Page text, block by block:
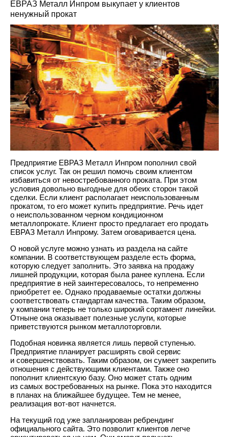
ЕВРАЗ Металл Инпром выкупает у клиентов
ненужный прокат
Предприятие ЕВРАЗ Металл Инпром пополнил свой
список услуг. Так он решил помочь своим клиентом
избавиться от невостребованного проката. При этом
условия довольно выгодные для обеих сторон такой
сделки. Если клиент располагает неиспользованным
прокатом, то его может купить предприятие. Речь идет
о неиспользованном черном кондиционном
металлопрокате. Клиент просто предлагает его продать
ЕВРАЗ Металл Инпрому. Затем оговаривается цена.
О новой услуге можно узнать из раздела на сайте
компании. В соответствующем разделе есть форма,
которую следует заполнить. Это заявка на продажу
лишней продукции, которая была ранее куплена. Если
предприятие в ней заинтересовалось, то непременно
приобретет ее. Однако продаваемые остатки должны
соответствовать стандартам качества. Таким образом,
у компании теперь не только широкий сортамент линейки.
Отныне она оказывает полезные услуги, которые
приветствуются рынком металлоторговли.
Подобная новинка является лишь первой ступенью.
Предприятие планирует расширять свой сервис
и совершенствовать. Таким образом, он сумеет закрепить
отношения с действующими клиентами. Также оно
пополнит клиентскую базу. Оно может стать одним
из самых востребованных на рынке. Пока это находится
в планах на ближайшее будущее. Тем не менее,
реализация вот-вот начнется.
На текущий год уже запланирован ребрендинг
официального сайта. Это позволит клиентов легче